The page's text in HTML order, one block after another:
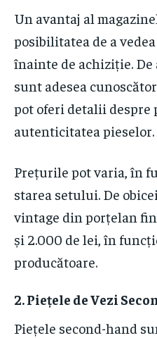
Un avantaj al
posibilitatea de a
înainte de achiziție. De
sunt adesea
pot oferi detalii despre
autenticitatea pieselor.
Prețurile pot varia, în
starea setului. De
vintage din porțelan
și 2.000 de lei, în
producătoare.
2. Piețele de Vezi
Piețele second-hand